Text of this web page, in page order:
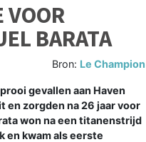
VOOR
BARATA
Bron: Le Champion
gevallen aan Haven
en zorgden na 26 jaar voor
won na een titanenstrijd
en kwam als eerste